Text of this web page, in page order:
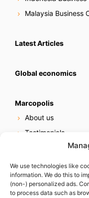
We use technologies like
information. We do this to
(non-) personalized ads.
to process data such as
Malaysia Business
Latest Articles
Global economics
Marcopolis
About us
Testimonials
Online reputation
Careers
Contact us